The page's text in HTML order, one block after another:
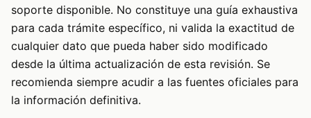
soporte disponible. No constituye una guía exhaustiva
para cada trámite específico, ni valida la exactitud de
cualquier dato que pueda haber sido modificado
desde la última actualización de esta revisión. Se
recomienda siempre acudir a las fuentes oficiales para
la información definitiva.